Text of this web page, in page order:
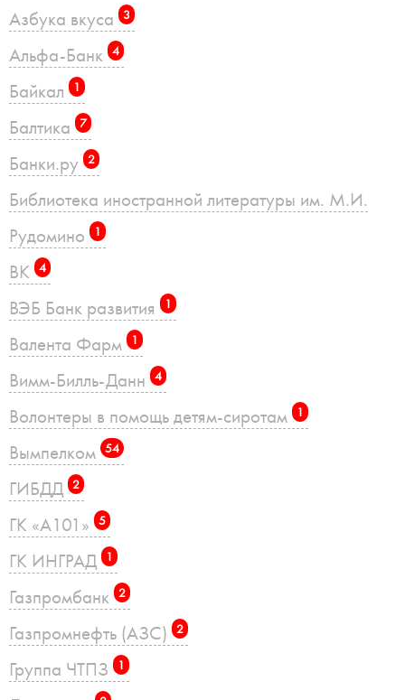
Азбука вкуса 3
Альфа-Банк 4
Байкал 1
Балтика 7
Банки.ру 2
Библиотека иностранной литературы им. М.И.
Рудомино
1
ВК 4
ВЭБ Банк развития 1
Валента Фарм 1
Вимм-Билль-Данн 4
Волонтеры в помощь детям-сиротам 1
Вымпелком 54
ГИБДД 2
ГК «А101» 5
ГК ИНГРАД 1
Газпромбанк 2
Газпромнефть (АЗС) 2
Группа ЧТПЗ 1